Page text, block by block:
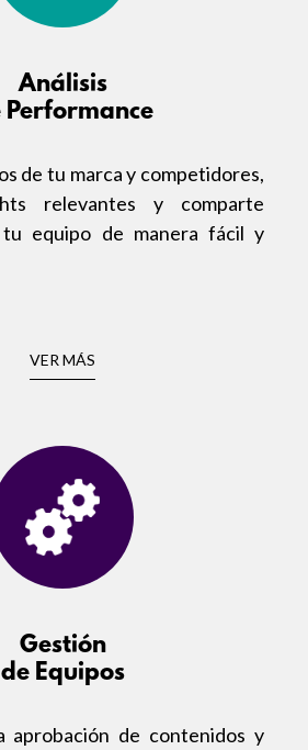
Análisis
Performance
de tu marca y competidores,
relevantes y comparte
equipo de manera fácil y
VER MÁS
Gestión
de Equipos
aprobación de contenidos y